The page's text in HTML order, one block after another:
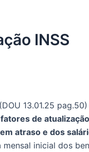
INSS
13.01.25
fatores de
atraso e dos
inicial dos